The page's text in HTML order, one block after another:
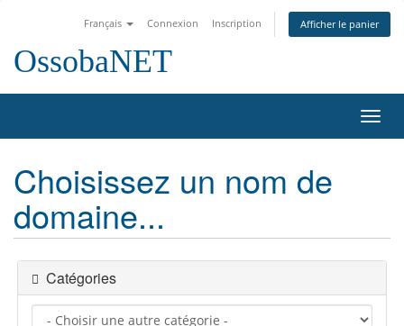
Français Connexion Inscription Afficher le panier
OssobaNET
la
Choisissez un nom de
domaine...
Catégories